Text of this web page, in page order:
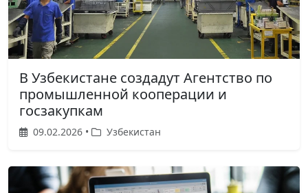
В Узбекистане создадут Агентство по
промышленной кооперации и
госзакупкам
09.02.2026 • Узбекистан